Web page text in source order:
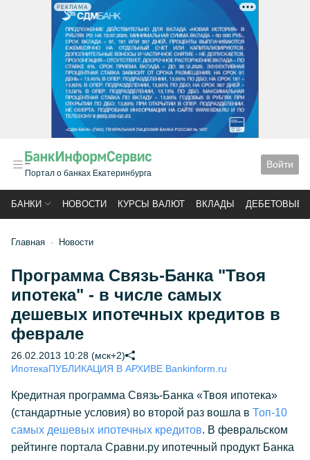
РЕКЛАМА
Портал о банках Екатеринбурга
Войти
БАНКИ НОВОСТИ КУРСЫ ВАЛЮТ ВКЛАДЫ ДЕБЕТОВЫЕ
Главная Новости
Программа Связь-Банка "Твоя
ипотека" - в числе самых
дешевых ипотечных кредитов в
феврале
26.02.2013 10:28 (мск+2)
ИпотекаПУБЛИКАЦИЯ В АРХИВЕ Bankinform.ru
Кредитная программа Связь-Банка «Твоя ипотека»
(стандартные условия) во второй раз вошла в Топ-10
самых дешевых ипотечных кредитов. В февральском
рейтинге портала Сравни.ру ипотечный продукт Банка